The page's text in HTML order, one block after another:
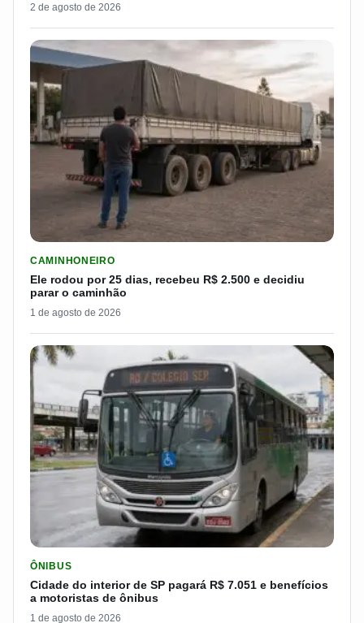
2 de agosto de 2026
CAMINHONEIRO
Ele rodou por 25 dias, recebeu R$ 2.500 e decidiu
parar o caminhão
1 de agosto de 2026
ÔNIBUS
Cidade do interior de SP pagará R$ 7.051 e benefícios
a motoristas de ônibus
1 de agosto de 2026